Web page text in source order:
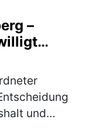
–
und
und